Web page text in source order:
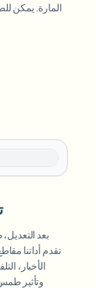
المارة. يمكن
بعد
الأخبار،
وتأثير